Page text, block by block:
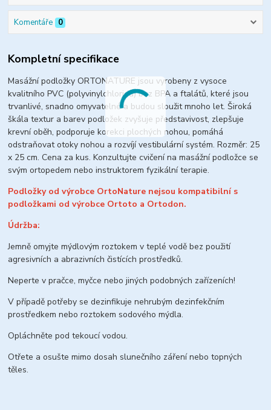
Komentáře 0
Kompletní specifikace
Masážní podložky ORTONATURE jsou vyrobeny z vysoce
kvalitního PVC (polyvinylchloridu) bez BPA a ftalátů, které jsou
trvanlivé, snadno omyvatelné a budou sloužit mnoho let. Široká
škála textur a barev podložek zvyšuje představivost, zlepšuje
krevní oběh, podporuje korekci plochých nohou, pomáhá
odstraňovat otoky nohou a rozvíjí vestibulární systém. Rozměr: 25
x 25 cm. Cena za kus. Konzultujte cvičení na masážní podložce se
svým ortopedem nebo instruktorem fyzikální terapie.
Podložky od výrobce OrtoNature nejsou kompatibilní s
podložkami od výrobce Ortoto a Ortodon.
Údržba:
Jemně omyjte mýdlovým roztokem v teplé vodě bez použití
agresivních a abrazivních čistících prostředků.
Neperte v pračce, myčce nebo jiných podobných zařízeních!
V případě potřeby se dezinfikuje nehrubým dezinfekčním
prostředkem nebo roztokem sodového mýdla.
Opláchněte pod tekoucí vodou.
Otřete a osušte mimo dosah slunečního záření nebo topných
těles.